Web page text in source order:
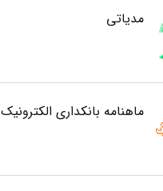
مدیاتی
ماهنامه بانکداری الکترونیک